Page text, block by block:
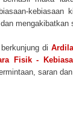
kebiasaan
mengakibatkan
di
Fisik -
saran